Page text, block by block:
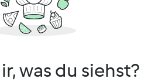
was du siehst?